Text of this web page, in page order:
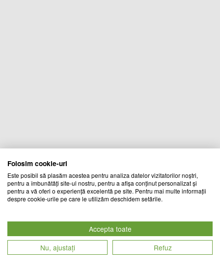
Folosim cookie-uri
Este posibil să plasăm acestea pentru analiza datelor vizitatorilor noștri,
pentru a îmbunătăți site-ul nostru, pentru a afișa conținut personalizat și
pentru a vă oferi o experiență excelentă pe site. Pentru mai multe informații
despre cookie-urile pe care le utilizăm deschidem setările.
Accepta toate
Nu, ajustați
Refuz